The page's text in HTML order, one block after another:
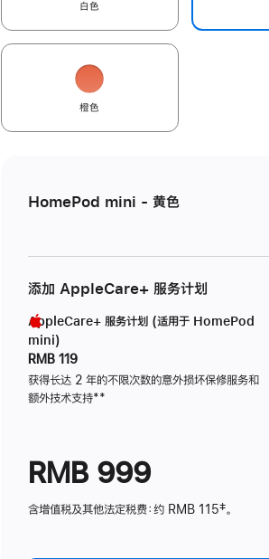
白色
橙色
HomePod mini - 黄色
添加 AppleCare+ 服务计划
AppleCare+ 服务计划 (适用于 HomePod
mini)
RMB 119
获得长达 2 年的不限次数的意外损坏保修服务和
额外技术支持脚
**
RMB 999
含增值税及其他法定税费：约 RMB 115‡。